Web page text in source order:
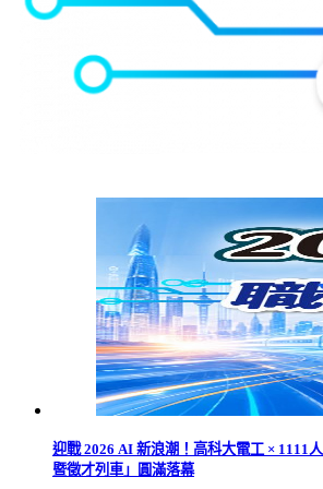
迎戰 2026 AI 新浪潮！高科大電工 × 1111
暨徵才列車」圓滿落幕